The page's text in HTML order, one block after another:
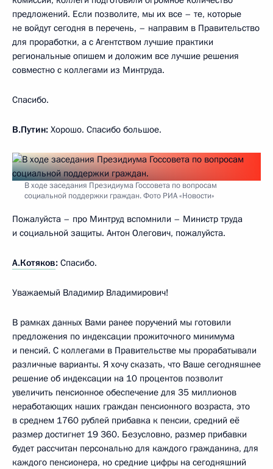
предложений. Если позволите, мы их все – те, которые
не войдут сегодня в перечень, – направим в Правительство
для проработки, а с Агентством лучшие практики
региональные опишем и доложим все лучшие решения
совместно с коллегами из Минтруда.
Спасибо.
В.Путин: Хорошо. Спасибо большое.
В ходе заседания Президиума Госсовета по вопросам
социальной поддержки граждан. Фото РИА «Новости»
Пожалуйста – про Минтруд вспомнили – Министр труда
и социальной защиты. Антон Олегович, пожалуйста.
А.Котяков: Спасибо.
Уважаемый Владимир Владимирович!
В рамках данных Вами ранее поручений мы готовили
предложения по индексации прожиточного минимума
и пенсий. С коллегами в Правительстве мы прорабатывали
различные варианты. Я хочу сказать, что Ваше сегодняшнее
решение об индексации на 10 процентов позволит
увеличить пенсионное обеспечение для 35 миллионов
неработающих наших граждан пенсионного возраста, это
в среднем 1760 рублей прибавка к пенсии, средний её
размер достигнет 19 360. Безусловно, размер прибавки
будет рассчитан персонально для каждого гражданина, для
каждого пенсионера, но средние цифры на сегодняшний